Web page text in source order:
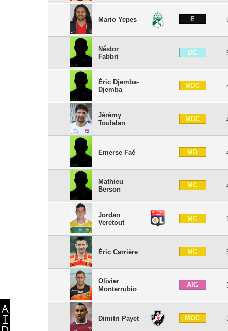
Mario Yepes E
Néstor
Fabbri
DC
Éric Djemba-
Djemba
MDC
Jérémy
Toulalan
MDC
Emerse Faé MD
Mathieu
Berson
MC
Jordan
Veretout
MC
Éric Carrière MC
Olivier
Monterrubio
AIG
Dimitri Payet MOC